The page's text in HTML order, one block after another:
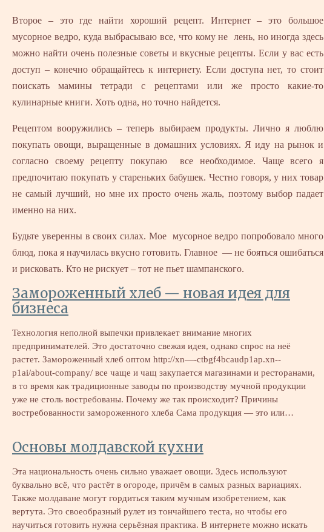
Второе – это где найти хороший рецепт. Интернет – это большое
мусорное ведро, куда выбрасываю все, что кому не лень, но иногда здесь
можно найти очень полезные советы и вкусные рецепты. Если у вас есть
доступ – конечно обращайтесь к интернету. Если доступа нет, то стоит
поискать мамины тетради с рецептами или же просто какие-то
кулинарные книги. Хоть одна, но точно найдется.
Рецептом вооружились – теперь выбираем продукты. Лично я люблю
покупать овощи, выращенные в домашних условиях. Я иду на рынок и
согласно своему рецепту покупаю все необходимое. Чаще всего я
предпочитаю покупать у стареньких бабушек. Честно говоря, у них товар
не самый лучший, но мне их просто очень жаль, поэтому выбор падает
именно на них.
Будьте уверенны в своих силах. Мое мусорное ведро попробовало много
блюд, пока я научилась вкусно готовить. Главное — не бояться ошибаться
и рисковать. Кто не рискует – тот не пьет шампанского.
Замороженный хлеб — новая идея для
бизнеса
Технология неполной выпечки привлекает внимание многих
предпринимателей. Это достаточно свежая идея, однако спрос на неё
растет. Замороженный хлеб оптом http://xn—-ctbgf4bcaudp1ap.xn--
p1ai/about-company/ все чаще и чащ закупается магазинами и ресторанами,
в то время как традиционные заводы по производству мучной продукции
уже не столь востребованы. Почему же так происходит? Причины
востребованности замороженного хлеба Сама продукция — это или…
Основы молдавской кухни
Эта национальность очень сильно уважает овощи. Здесь используют
буквально всё, что растёт в огороде, причём в самых разных вариациях.
Также молдаване могут гордиться таким мучным изобретением, как
вертута. Это своеобразный рулет из тончайшего теста, но чтобы его
научиться готовить нужна серьёзная практика. В интернете можно искать